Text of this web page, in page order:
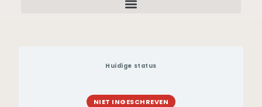
Huidige status
NIET INGESCHREVEN